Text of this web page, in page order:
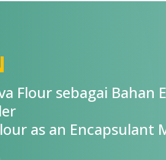
Flour sebagai Bahan
as an Encapsulant